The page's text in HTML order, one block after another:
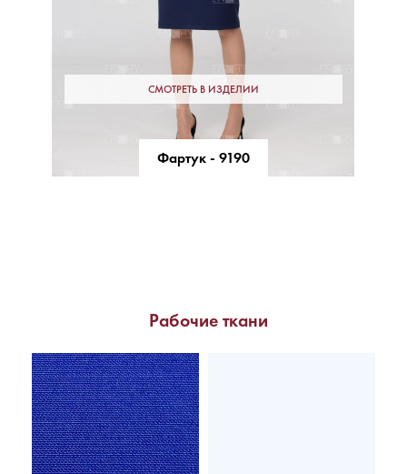
СМОТРЕТЬ В ИЗДЕЛИИ
Фартук - 9190
Рабочие ткани